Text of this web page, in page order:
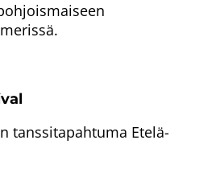
tanssitapahtuma Etelä-